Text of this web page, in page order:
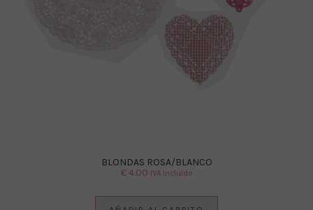
BLONDAS ROSA/BLANCO
€4.00 IVA Incluido